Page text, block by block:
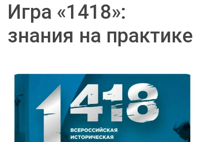
Игра «1418»:
знания на практике